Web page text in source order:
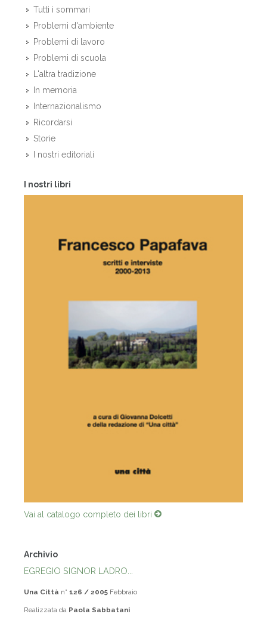
Tutti i sommari
Problemi d'ambiente
Problemi di lavoro
Problemi di scuola
L'altra tradizione
In memoria
Internazionalismo
Ricordarsi
Storie
I nostri editoriali
I nostri libri
Vai al catalogo completo dei libri
Archivio
EGREGIO SIGNOR LADRO...
Una Città n° 126 / 2005 Febbraio
Realizzata da Paola Sabbatani